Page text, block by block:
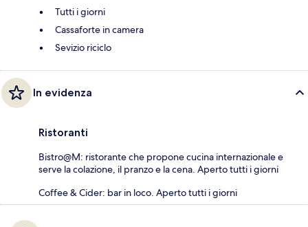
Tutti i giorni
Cassaforte in camera
Sevizio riciclo
In evidenza
Ristoranti
Bistro@M: ristorante che propone cucina internazionale e
serve la colazione, il pranzo e la cena. Aperto tutti i giorni
Coffee & Cider: bar in loco. Aperto tutti i giorni